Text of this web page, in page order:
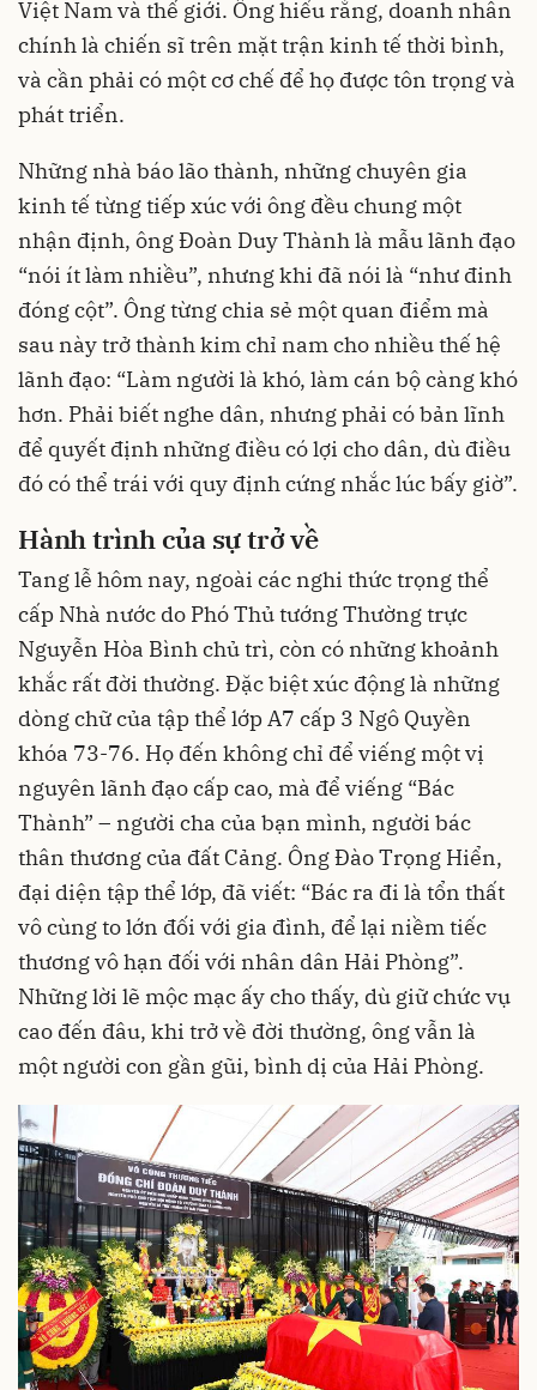
Việt Nam và thế giới. Ông hiểu rằng, doanh nhân
chính là chiến sĩ trên mặt trận kinh tế thời bình,
và cần phải có một cơ chế để họ được tôn trọng và
phát triển.
Những nhà báo lão thành, những chuyên gia
kinh tế từng tiếp xúc với ông đều chung một
nhận định, ông Đoàn Duy Thành là mẫu lãnh đạo
“nói ít làm nhiều”, nhưng khi đã nói là “như đinh
đóng cột”. Ông từng chia sẻ một quan điểm mà
sau này trở thành kim chỉ nam cho nhiều thế hệ
lãnh đạo: “Làm người là khó, làm cán bộ càng khó
hơn. Phải biết nghe dân, nhưng phải có bản lĩnh
để quyết định những điều có lợi cho dân, dù điều
đó có thể trái với quy định cứng nhắc lúc bấy giờ”.
Hành trình của sự trở về
Tang lễ hôm nay, ngoài các nghi thức trọng thể
cấp Nhà nước do Phó Thủ tướng Thường trực
Nguyễn Hòa Bình chủ trì, còn có những khoảnh
khắc rất đời thường. Đặc biệt xúc động là những
dòng chữ của tập thể lớp A7 cấp 3 Ngô Quyền
khóa 73-76. Họ đến không chỉ để viếng một vị
nguyên lãnh đạo cấp cao, mà để viếng “Bác
Thành” – người cha của bạn mình, người bác
thân thương của đất Cảng. Ông Đào Trọng Hiển,
đại diện tập thể lớp, đã viết: “Bác ra đi là tổn thất
vô cùng to lớn đối với gia đình, để lại niềm tiếc
thương vô hạn đối với nhân dân Hải Phòng”.
Những lời lẽ mộc mạc ấy cho thấy, dù giữ chức vụ
cao đến đâu, khi trở về đời thường, ông vẫn là
một người con gần gũi, bình dị của Hải Phòng.